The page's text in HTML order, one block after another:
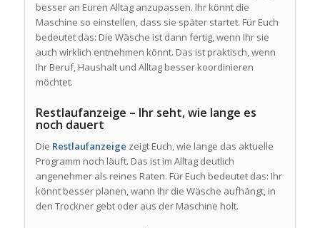
besser an Euren Alltag anzupassen. Ihr könnt die
Maschine so einstellen, dass sie später startet. Für Euch
bedeutet das: Die Wäsche ist dann fertig, wenn Ihr sie
auch wirklich entnehmen könnt. Das ist praktisch, wenn
Ihr Beruf, Haushalt und Alltag besser koordinieren
möchtet.
Restlaufanzeige – Ihr seht, wie lange es
noch dauert
Die Restlaufanzeige zeigt Euch, wie lange das aktuelle
Programm noch läuft. Das ist im Alltag deutlich
angenehmer als reines Raten. Für Euch bedeutet das: Ihr
könnt besser planen, wann Ihr die Wäsche aufhängt, in
den Trockner gebt oder aus der Maschine holt.